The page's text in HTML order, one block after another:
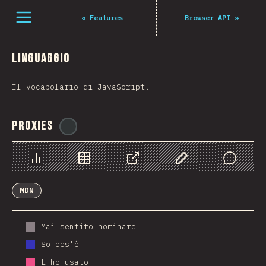
Open menu « Features Browser API »
Linguaggio
Il vocabolario di JavaScript.
Proxies
Grafico Dati CondividerePersonalizza i dati
Comments
MDN
Mai sentito nominare
So cos'è
L'ho usato
Navigated to The State of JS 2021